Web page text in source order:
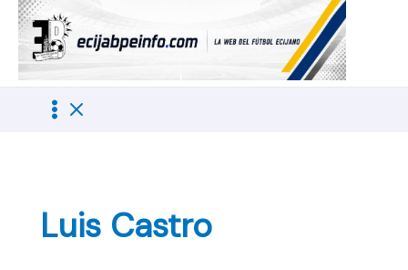
contenido
Luis Castro